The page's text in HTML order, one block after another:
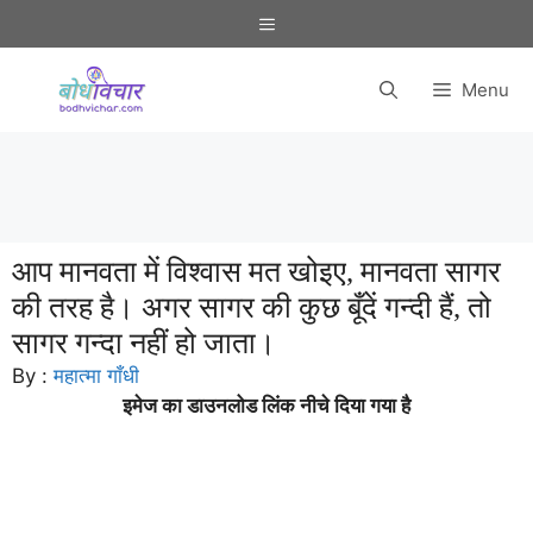
to
Menu
Menu
आप मानवता में विश्वास मत खोइए, मानवता सागर
की तरह है। अगर सागर की कुछ बूँदें गन्दी हैं, तो
सागर गन्दा नहीं हो जाता।
By :महात्मा गाँधी
इमेज का डाउनलोड लिंक नीचे दिया गया है